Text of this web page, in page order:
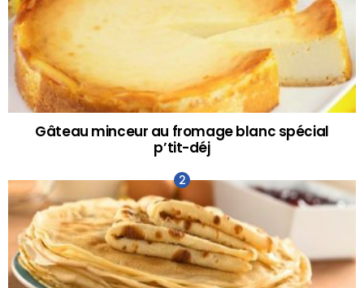
Gâteau minceur au fromage blanc spécial
p’tit-déj